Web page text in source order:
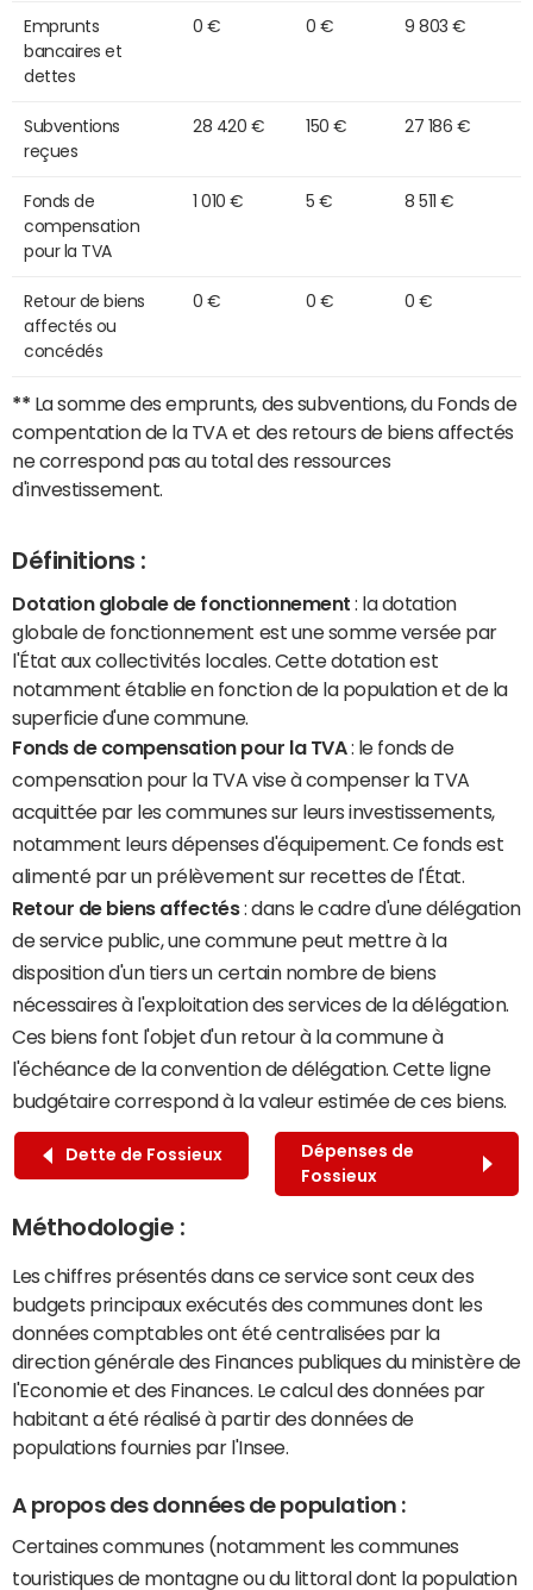
Emprunts
bancaires et
dettes
0 € 0 € 9 803 €
Subventions
reçues
28 420 € 150 € 27 186 €
Fonds de
compensation
pour la TVA
1 010 € 5 € 8 511 €
Retour de biens
affectés ou
concédés
0 € 0 € 0 €
** La somme des emprunts, des subventions, du Fonds de
compentation de la TVA et des retours de biens affectés
ne correspond pas au total des ressources
d'investissement.
Définitions :
Dotation globale de fonctionnement : la dotation
globale de fonctionnement est une somme versée par
l'État aux collectivités locales. Cette dotation est
notamment établie en fonction de la population et de la
superficie d'une commune.
Fonds de compensation pour la TVA: le fonds de
compensation pour la TVA vise à compenser la TVA
acquittée par les communes sur leurs investissements,
notamment leurs dépenses d'équipement. Ce fonds est
alimenté par un prélèvement sur recettes de l'État.
Retour de biens affectés: dans le cadre d'une délégation
de service public, une commune peut mettre à la
disposition d'un tiers un certain nombre de biens
nécessaires à l'exploitation des services de la délégation.
Ces biens font l'objet d'un retour à la commune à
l'échéance de la convention de délégation. Cette ligne
budgétaire correspond à la valeur estimée de ces biens.
Dette de Fossieux
Dépenses de
Fossieux
Méthodologie :
Les chiffres présentés dans ce service sont ceux des
budgets principaux exécutés des communes dont les
données comptables ont été centralisées par la
direction générale des Finances publiques du ministère de
l'Economie et des Finances. Le calcul des données par
habitant a été réalisé à partir des données de
populations fournies par l'Insee.
A propos des données de population :
Certaines communes (notamment les communes
touristiques de montagne ou du littoral dont la population